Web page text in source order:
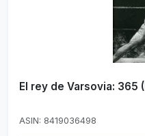
El rey de Varsovia: 365
ASIN: 8419036498